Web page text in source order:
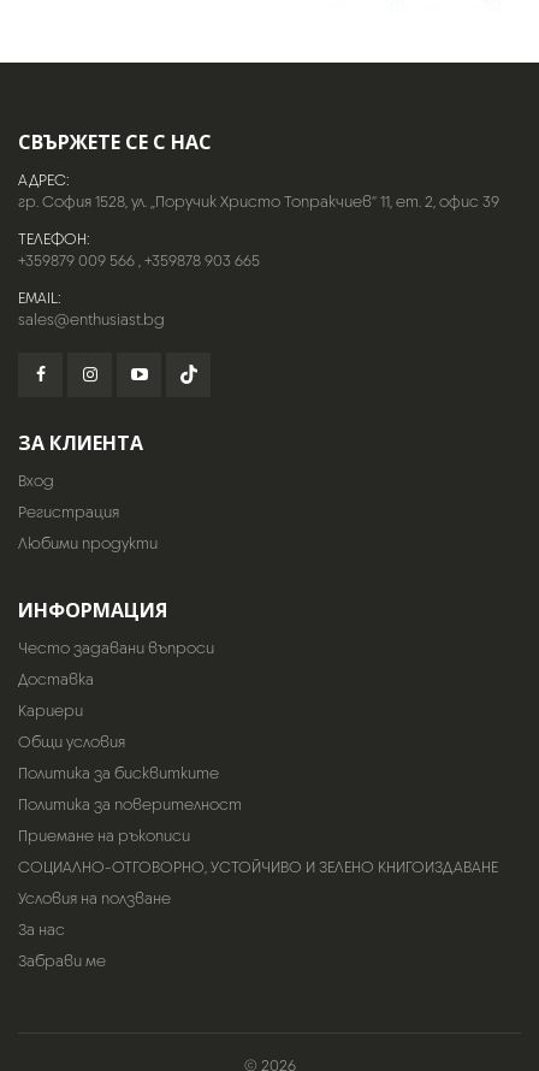
СВЪРЖЕТЕ СЕ С НАС
АДРЕС:
гр. София 1528, ул. „Поручик Христо Топракчиев“ 11, ет. 2, офис 39
ТЕЛЕФОН:
+359879 009 566,+359878 903 665
EMAIL:
sales@enthusiast.bg
ЗА КЛИЕНТА
Вход
Регистрация
Любими продукти
ИНФОРМАЦИЯ
Често задавани въпроси
Доставка
Кариери
Общи условия
Политика за бисквитките
Политика за поверителност
Приемане на ръкописи
СОЦИАЛНО-ОТГОВОРНО, УСТОЙЧИВО И ЗЕЛЕНО КНИГОИЗДАВАНЕ
Условия на ползване
За нас
Забрави ме
© 2026